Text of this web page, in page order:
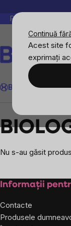
Continuă
Acest site
exprimați
Peste 200.000
BrainMax
Nu s-au găsit
Subsol
Informații
Contacte
Produsele